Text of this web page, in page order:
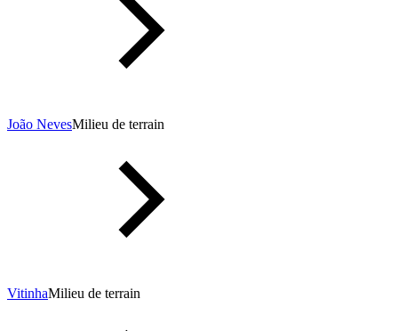
João NevesMilieu de terrain
VitinhaMilieu de terrain